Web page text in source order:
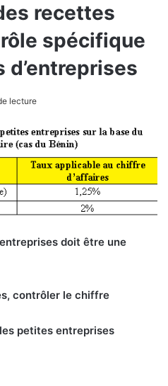
recettes
spécifique
d’entreprises
lecture
doit être une
contrôler le chiffre
petites entreprises